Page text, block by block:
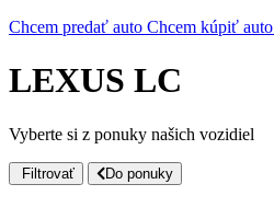
Chcem predať auto Chcem kúpiť auto
LEXUS LC
Vyberte si z ponuky našich vozidiel
Filtrovať Do ponuky